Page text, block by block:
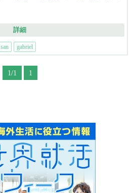
詳細
san gabriel
1/1 1